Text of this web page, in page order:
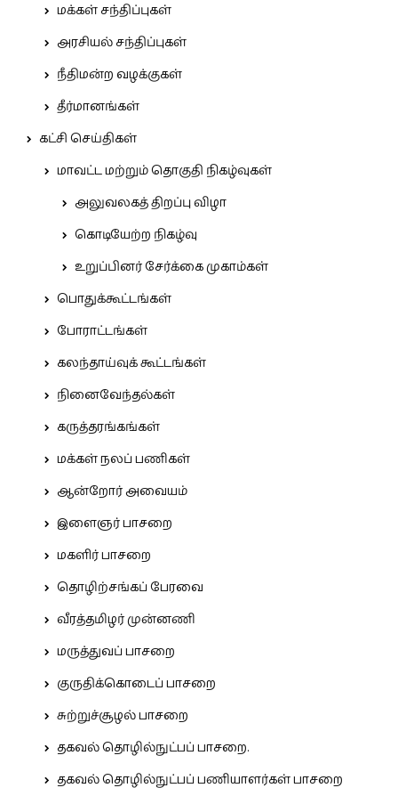
மக்கள் சந்திப்புகள்
அரசியல் சந்திப்புகள்
நீதிமன்ற வழக்குகள்
தீர்மானங்கள்
கட்சி செய்திகள்
மாவட்ட மற்றும் தொகுதி நிகழ்வுகள்
அலுவலகத் திறப்பு விழா
கொடியேற்ற நிகழ்வு
உறுப்பினர் சேர்க்கை முகாம்கள்
பொதுக்கூட்டங்கள்
போராட்டங்கள்
கலந்தாய்வுக் கூட்டங்கள்
நினைவேந்தல்கள்
கருத்தரங்கங்கள்
மக்கள் நலப் பணிகள்
ஆன்றோர் அவையம்
இளைஞர் பாசறை
மகளிர் பாசறை
தொழிற்சங்கப் பேரவை
வீரத்தமிழர் முன்னணி
மருத்துவப் பாசறை
குருதிக்கொடைப் பாசறை
சுற்றுச்சூழல் பாசறை
தகவல் தொழில்நுட்பப் பாசறை.
தகவல் தொழில்நுட்பப் பணியாளர்கள் பாசறை